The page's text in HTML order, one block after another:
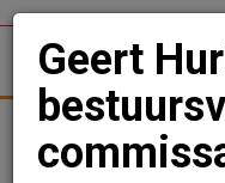
Woningmarkt
Geert